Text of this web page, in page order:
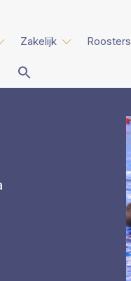
Zakelijk Roosters